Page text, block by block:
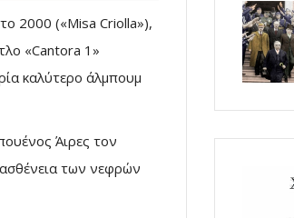
2000 («Misa Criolla»),
«Cantora 1»
καλύτερο άλμπουμ
Άιρες τον
των νεφρών